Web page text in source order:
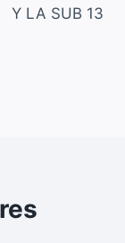
Y LA SUB 13